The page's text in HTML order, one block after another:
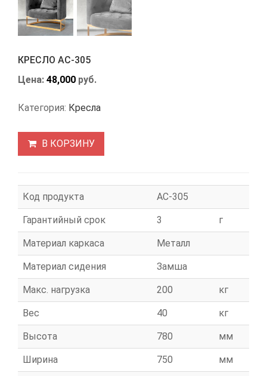
КРЕСЛО АС-305
Цена: 48,000 руб.
Категория: Кресла
В КОРЗИНУ
Код продукта АС-305
Гарантийный срок 3 г
Материал каркаса Металл
Материал сидения Замша
Макс. нагрузка 200 кг
Вес 40 кг
Высота 780 мм
Ширина 750 мм